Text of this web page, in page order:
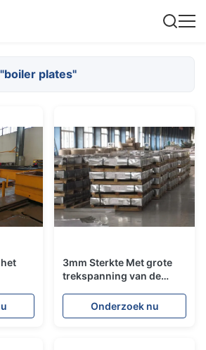
"boiler plates"
van
3mm Sterkte Met grote
trekspanning van de
Q195 Q235 Q345Q345C
de Lage Legering
Onderzoek nu